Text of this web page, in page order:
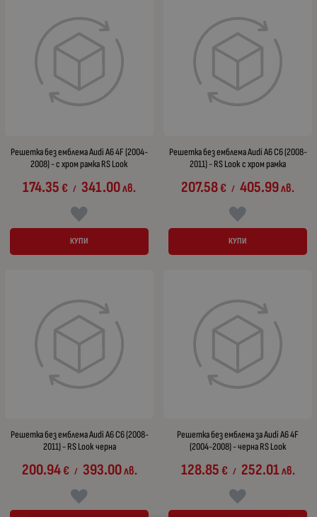
Решетка без емблема Audi A6 4F (2004-
2008) - с хром рамка RS Look
174.35€ / 341.00лв.
КУПИ
Решетка без емблема Audi A6 С6 (2008-
2011) - RS Look с хром рамка
207.58€ / 405.99лв.
КУПИ
Решетка без емблема Audi A6 С6 (2008-
2011) - RS Look черна
200.94€ / 393.00лв.
Решетка без емблема за Audi A6 4F
(2004-2008) - черна RS Look
128.85€ / 252.01лв.